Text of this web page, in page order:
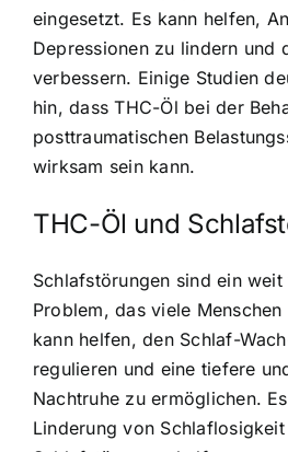
eingesetzt. Es kann helfen,
Depressionen zu lindern und
verbessern. Einige Studien
hin, dass THC-Öl bei der
posttraumatischen
wirksam sein kann.
THC-Öl und
Schlafstörungen sind ein
Problem, das viele
kann helfen, den Schlaf-
regulieren und eine tiefere
Nachtruhe zu ermöglichen.
Linderung von